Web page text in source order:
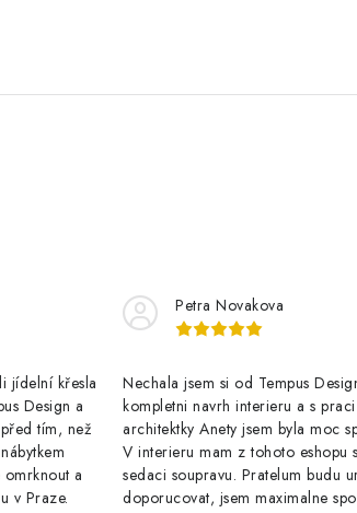
jídelní křesla
Design a
tím, než
a
v Praze.
Petra Novakova
Nechala jsem si od Tempus
kompletni navrh interieru a s praci
architektky Anety jsem byla moc
V interieru mam z tohoto eshopu
sedaci soupravu. Pratelum budu
doporucovat, jsem maximalne